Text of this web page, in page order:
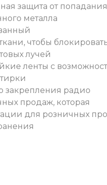
защита от попадания
металла
чтобы
лучей
ленты с
закрепления радио
продаж, которая
для розничных